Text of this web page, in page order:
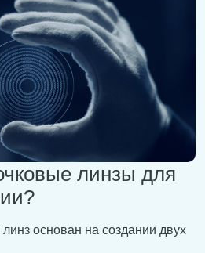
линзы для
основан на создании двух